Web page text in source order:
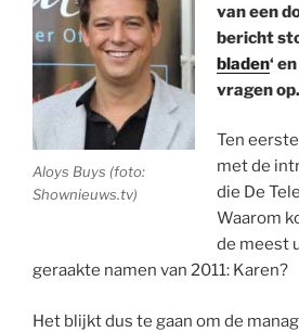
Aloys Buys (foto:
Shownieuws.tv)
van een
bericht
bladen‘
vragen op.
Ten
met de
die De
Waarom
de meest
geraakte namen van 2011: Karen?
Het blijkt dus te gaan om de